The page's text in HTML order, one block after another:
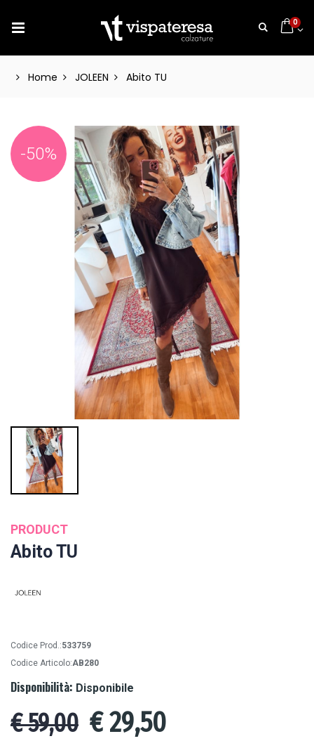
0
Home JOLEEN Abito TU
-50%
PRODUCT
Abito TU
Codice Prod.:533759
Codice Articolo:AB280
Disponibilità: Disponibile
€ 59,00 €29,50